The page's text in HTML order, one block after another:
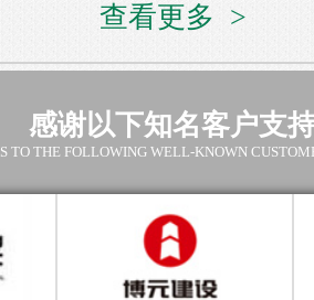
查看更多 >
感谢以下知名客户支
TO THE FOLLOWING WELL-KNOWN